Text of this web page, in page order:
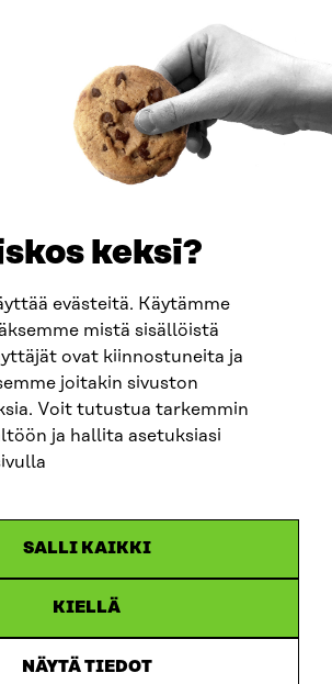
keksi?
evästeitä. Käytämme
mistä sisällöistä
ovat kiinnostuneita ja
joitakin sivuston
Voit tutustua tarkemmin
ja hallita asetuksiasi
SALLI KAIKKI
KIELLÄ
NÄYTÄ TIEDOT